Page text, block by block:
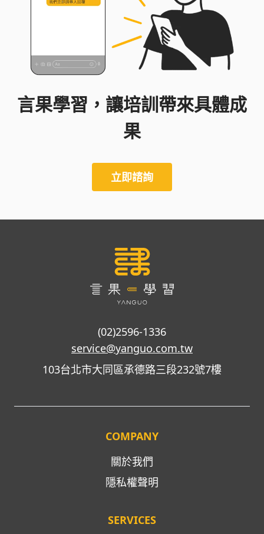
言果學習，讓培訓帶來具體成
果
立即諮詢
(02)2596-1336
service@yanguo.com.tw
103台北市大同區承德路三段232號7樓
COMPANY
關於我們
隱私權聲明
SERVICES